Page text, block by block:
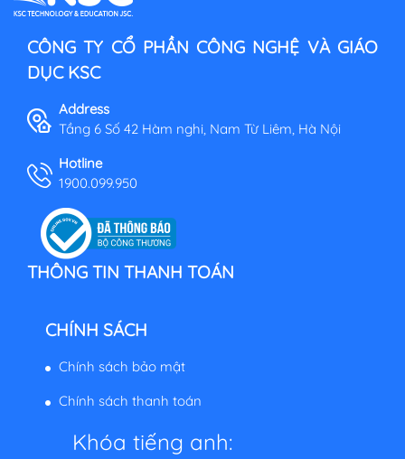
CÔNG TY CỔ PHẦN CÔNG NGHỆ VÀ GIÁO
DỤC KSC
Address
Tầng 6 Số 42 Hàm nghi, Nam Từ Liêm, Hà Nội
Hotline
1900.099.950
THÔNG TIN THANH TOÁN
CHÍNH SÁCH
Chính sách bảo mật
Chính sách thanh toán
Khóa tiếng anh: